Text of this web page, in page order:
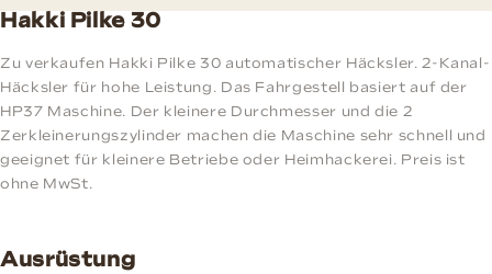
Hakki Pilke 30
Zu verkaufen Hakki Pilke 30 automatischer Häcksler. 2-Kanal-
Häcksler für hohe Leistung. Das Fahrgestell basiert auf der
HP37 Maschine. Der kleinere Durchmesser und die 2
Zerkleinerungszylinder machen die Maschine sehr schnell und
geeignet für kleinere Betriebe oder Heimhackerei. Preis ist
ohne MwSt.
Ausrüstung